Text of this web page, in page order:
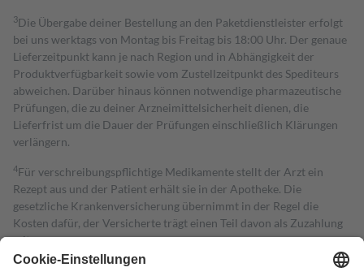
3Die Übergabe deiner Bestellung an den Paketdienstleister erfolgt
bei uns werktags von Montag bis Freitag bis 18:00 Uhr. Der genaue
Lieferzeitpunkt kann je nach Region und in Abhängigkeit der
Produktverfügbarkeit sowie vom Zustellzeitpunkt des Spediteurs
abweichen. Darüber hinaus können notwendige pharmazeutische
Prüfungen, die zu deiner Arzneimittelsicherheit dienen, die
Lieferfrist um die Dauer der Prüfungen einschließlich Klärungen
verlängern.
4Für verschreibungspflichtige Medikamente stellt der Arzt ein
Rezept aus und der Patient erhält sie in der Apotheke. Die
gesetzliche Krankenversicherung übernimmt in der Regel die
Kosten dafür, der Versicherte trägt einen Teil davon als Zuzahlung
mit.
Grundsätzlich leisten Mitglieder Zuzahlungen in Höhe von zehn